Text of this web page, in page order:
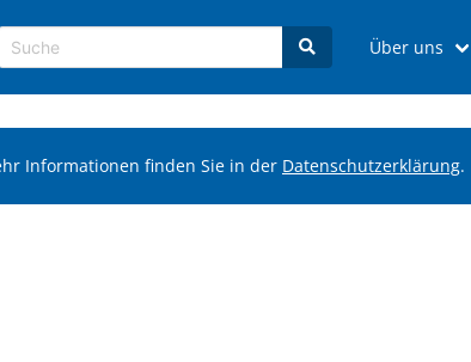
Über uns
Informationen finden Sie in der Datenschutzerklärung.